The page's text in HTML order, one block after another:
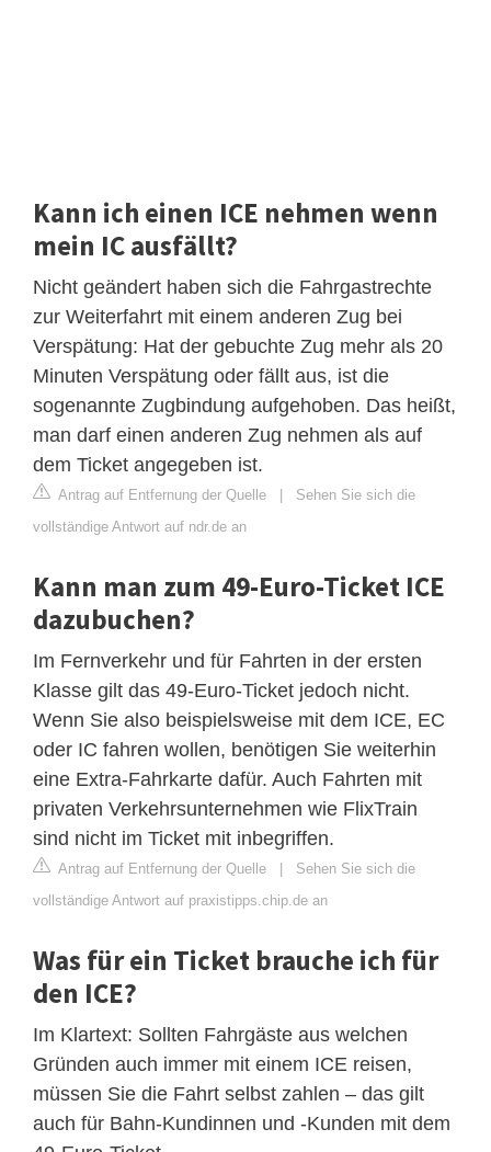
Kann ich einen ICE nehmen wenn
mein IC ausfällt?
Nicht geändert haben sich die Fahrgastrechte
zur Weiterfahrt mit einem anderen Zug bei
Verspätung: Hat der gebuchte Zug mehr als 20
Minuten Verspätung oder fällt aus, ist die
sogenannte Zugbindung aufgehoben. Das heißt,
man darf einen anderen Zug nehmen als auf
dem Ticket angegeben ist.
Antrag auf Entfernung der Quelle | Sehen Sie sich die
vollständige Antwort auf ndr.de an
Kann man zum 49-Euro-Ticket ICE
dazubuchen?
Im Fernverkehr und für Fahrten in der ersten
Klasse gilt das 49-Euro-Ticket jedoch nicht.
Wenn Sie also beispielsweise mit dem ICE, EC
oder IC fahren wollen, benötigen Sie weiterhin
eine Extra-Fahrkarte dafür. Auch Fahrten mit
privaten Verkehrsunternehmen wie FlixTrain
sind nicht im Ticket mit inbegriffen.
Antrag auf Entfernung der Quelle | Sehen Sie sich die
vollständige Antwort auf praxistipps.chip.de an
Was für ein Ticket brauche ich für
den ICE?
Im Klartext: Sollten Fahrgäste aus welchen
Gründen auch immer mit einem ICE reisen,
müssen Sie die Fahrt selbst zahlen – das gilt
auch für Bahn-Kundinnen und -Kunden mit dem